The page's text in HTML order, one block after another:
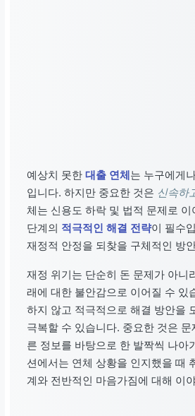
예상치 못한대출 연체는 누구에게
입니다. 하지만 중요한 것은 신속하
체는 신용도 하락 및 법적 문제로 이
단계의 적극적인 해결 전략이 필수
재정적 안정을 되찾을 구체적인 방
재정 위기는 단순히 돈 문제가 아니
래에 대한 불안감으로 이어질 수 있
하지 않고 적극적으로 해결 방안을
극복할 수 있습니다. 중요한 것은
른 정보를 바탕으로 한 발짝씩 나아
션에서는 연체 상황을 인지했을 때
계와 전반적인 마음가짐에 대해 이